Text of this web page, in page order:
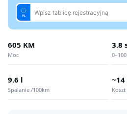
605 KM
Moc
3.8
9.6 l
Spalanie /100km
~14